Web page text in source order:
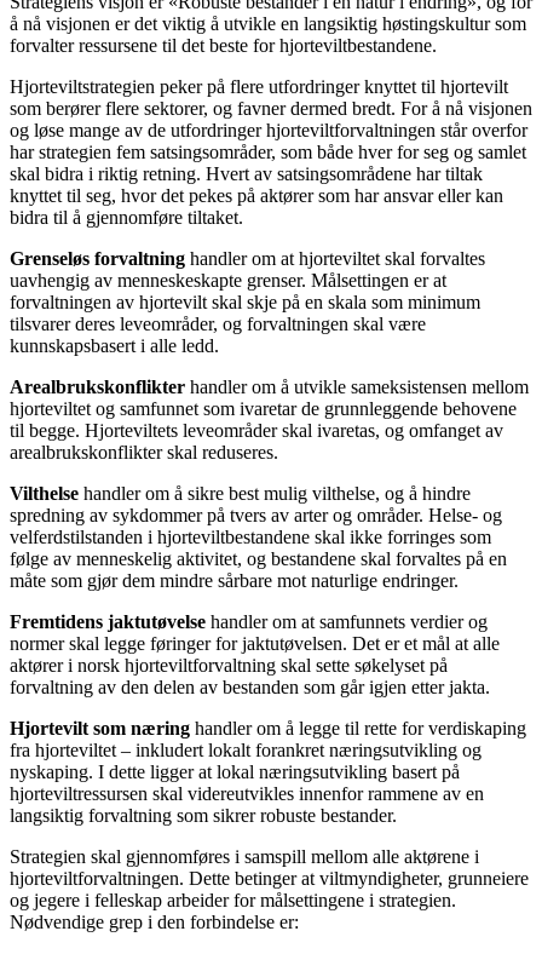
å nå visjonen er det viktig å utvikle en langsiktig høstingskultur som
forvalter ressursene til det beste for hjorteviltbestandene.
Hjorteviltstrategien peker på flere utfordringer knyttet til hjortevilt
som berører flere sektorer, og favner dermed bredt. For å nå visjonen
og løse mange av de utfordringer hjorteviltforvaltningen står overfor
har strategien fem satsingsområder, som både hver for seg og samlet
skal bidra i riktig retning. Hvert av satsingsområdene har tiltak
knyttet til seg, hvor det pekes på aktører som har ansvar eller kan
bidra til å gjennomføre tiltaket.
Grenseløs forvaltning handler om at hjorteviltet skal forvaltes
uavhengig av menneskeskapte grenser. Målsettingen er at
forvaltningen av hjortevilt skal skje på en skala som minimum
tilsvarer deres leveområder, og forvaltningen skal være
kunnskapsbasert i alle ledd.
Arealbrukskonflikter handler om å utvikle sameksistensen mellom
hjorteviltet og samfunnet som ivaretar de grunnleggende behovene
til begge. Hjorteviltets leveområder skal ivaretas, og omfanget av
arealbrukskonflikter skal reduseres.
Vilthelse handler om å sikre best mulig vilthelse, og å hindre
spredning av sykdommer på tvers av arter og områder. Helse- og
velferdstilstanden i hjorteviltbestandene skal ikke forringes som
følge av menneskelig aktivitet, og bestandene skal forvaltes på en
måte som gjør dem mindre sårbare mot naturlige endringer.
Fremtidens jaktutøvelse handler om at samfunnets verdier og
normer skal legge føringer for jaktutøvelsen. Det er et mål at alle
aktører i norsk hjorteviltforvaltning skal sette søkelyset på
forvaltning av den delen av bestanden som går igjen etter jakta.
Hjortevilt som næring handler om å legge til rette for verdiskaping
fra hjorteviltet – inkludert lokalt forankret næringsutvikling og
nyskaping. I dette ligger at lokal næringsutvikling basert på
hjorteviltressursen skal videreutvikles innenfor rammene av en
langsiktig forvaltning som sikrer robuste bestander.
Strategien skal gjennomføres i samspill mellom alle aktørene i
hjorteviltforvaltningen. Dette betinger at viltmyndigheter, grunneiere
og jegere i felleskap arbeider for målsettingene i strategien.
Nødvendige grep i den forbindelse er: